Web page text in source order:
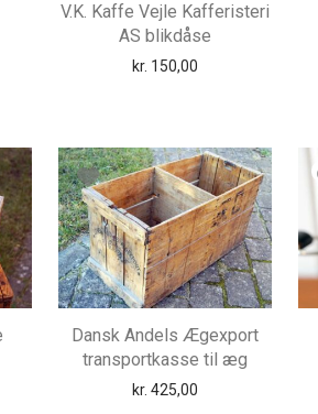
V.K. Kaffe Vejle Kafferisteri
AS blikdåse
kr. 150,00
Dansk Andels Ægexport
transportkasse til æg
kr. 425,00